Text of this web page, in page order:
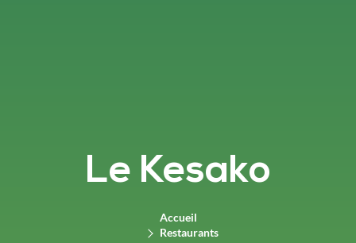
Le Kesako
Accueil
Restaurants